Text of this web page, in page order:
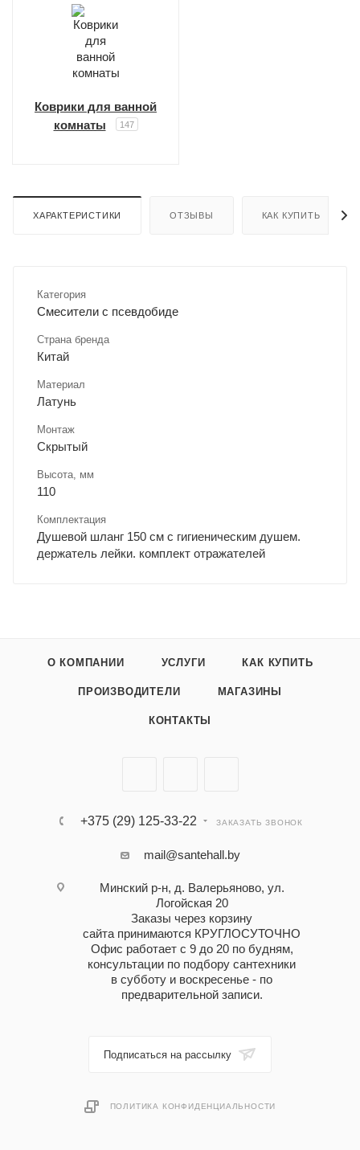
Коврики для ванной
комнаты
147
ХАРАКТЕРИСТИКИ ОТЗЫВЫ КАК КУПИТЬ
Категория
Смесители с псевдобиде
Страна бренда
Китай
Материал
Латунь
Монтаж
Скрытый
Высота, мм
110
Комплектация
Душевой шланг 150 см с гигиеническим душем.
держатель лейки. комплект отражателей
О КОМПАНИИ УСЛУГИ КАК КУПИТЬ
ПРОИЗВОДИТЕЛИ МАГАЗИНЫ
КОНТАКТЫ
+375 (29) 125-33-22 ЗАКАЗАТЬ ЗВОНОК
mail@santehall.by
Минский р-н, д. Валерьяново, ул.
Логойская 20
Заказы через корзину
сайта принимаются КРУГЛОСУТОЧНО
Офис работает с 9 до 20 по будням,
консультации по подбору сантехники
в субботу и воскресенье - по
предварительной записи.
Подписаться на рассылку
ПОЛИТИКА КОНФИДЕНЦИАЛЬНОСТИ